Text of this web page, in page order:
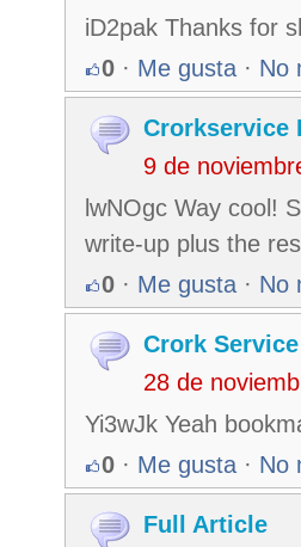
iD2pak Thanks for
0 · Me gusta · No
Crorkservice
9 de
lwNOgc Way cool!
write-up plus the
0 · Me gusta · No
Crork Service
28 de
Yi3wJk Yeah
0 · Me gusta · No
Full Article